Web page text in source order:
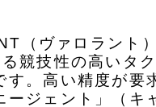
（ヴァロラント
競技性の高いタ
す。高い精度が要
ージェント」（キ